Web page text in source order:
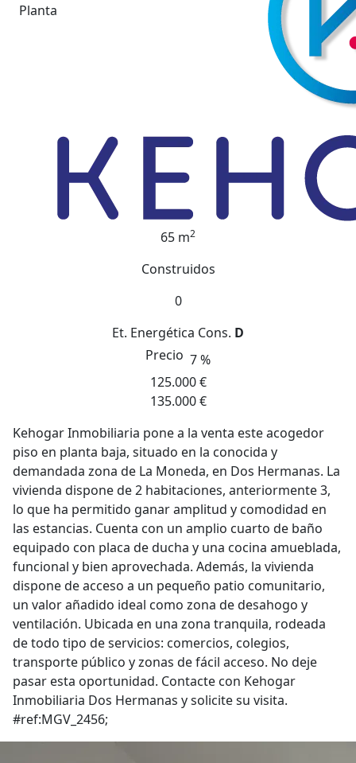
Planta
65 m2
Construidos
0
Et. Energética Cons. D
Precio 7 %
125.000 €
135.000 €
Kehogar Inmobiliaria pone a la venta este acogedor
piso en planta baja, situado en la conocida y
demandada zona de La Moneda, en Dos Hermanas. La
vivienda dispone de 2 habitaciones, anteriormente 3,
lo que ha permitido ganar amplitud y comodidad en
las estancias. Cuenta con un amplio cuarto de baño
equipado con placa de ducha y una cocina amueblada,
funcional y bien aprovechada. Además, la vivienda
dispone de acceso a un pequeño patio comunitario,
un valor añadido ideal como zona de desahogo y
ventilación. Ubicada en una zona tranquila, rodeada
de todo tipo de servicios: comercios, colegios,
transporte público y zonas de fácil acceso. No deje
pasar esta oportunidad. Contacte con Kehogar
Inmobiliaria Dos Hermanas y solicite su visita.
#ref:MGV_2456;